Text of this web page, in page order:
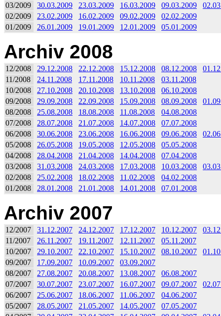
03/2009
30.03.2009 23.03.2009 16.03.2009 09.03.2009
02/2009
23.02.2009 16.02.2009 09.02.2009
02.02.2009
01/2009
26.01.2009 19.01.2009 12.01.2009 05.01.2009
Archiv 2008
12/2008 29.12.2008 22.12.2008 15.12.2008 08.12.2008
11/2008
24.11.2008 17.11.2008 10.11.2008
03.11.2008
10/2008
27.10.2008 20.10.2008 13.10.2008
06.10.2008
09/2008
29.09.2008 22.09.2008 15.09.2008 08.09.2008
08/2008
25.08.2008 18.08.2008 11.08.2008
04.08.2008
07/2008
28.07.2008 21.07.2008 14.07.2008
07.07.2008
06/2008
30.06.2008 23.06.2008 16.06.2008 09.06.2008
05/2008
26.05.2008 19.05.2008 12.05.2008
05.05.2008
04/2008
28.04.2008 21.04.2008 14.04.2008
07.04.2008
03/2008
31.03.2008 24.03.2008 17.03.2008 10.03.2008
02/2008
25.02.2008 18.02.2008 11.02.2008
04.02.2008
01/2008
28.01.2008 21.01.2008 14.01.2008 07.01.2008
Archiv 2007
12/2007 31.12.2007 24.12.2007 17.12.2007 10.12.2007
11/2007
26.11.2007 19.11.2007 12.11.2007
05.11.2007
10/2007
29.10.2007 22.10.2007 15.10.2007 08.10.2007
09/2007
17.09.2007 10.09.2007
03.09.2007
08/2007
27.08.2007 20.08.2007 13.08.2007
06.08.2007
07/2007
30.07.2007 23.07.2007 16.07.2007 09.07.2007
06/2007
25.06.2007 18.06.2007 11.06.2007
04.06.2007
05/2007
28.05.2007 21.05.2007 14.05.2007
07.05.2007